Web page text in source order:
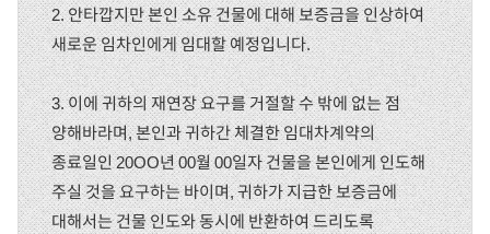
2. 안타깝지만 본인 소유 건물에 대해 보증금을 인상하여
새로운 임차인에게 임대할 예정입니다.
3. 이에 귀하의 재연장 요구를 거절할 수 밖에 없는 점
양해바라며, 본인과 귀하간 체결한 임대차계약의
종료일인 20OO년 00월 00일자 건물을 본인에게 인도해
주실 것을 요구하는 바이며, 귀하가 지급한 보증금에
대해서는 건물 인도와 동시에 반환하여 드리도록